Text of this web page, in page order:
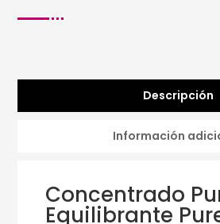
Descripción
Información
Concentrado
Equilibrante